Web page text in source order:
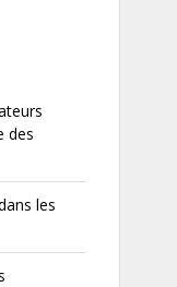
des
les